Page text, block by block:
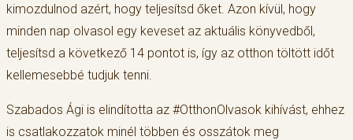
kimozdulnod azért, hogy teljesítsd őket. Azon kívül, hogy
minden nap olvasol egy keveset az aktuális könyvedből,
teljesítsd a következő 14 pontot is, így az otthon töltött időt
kellemesebbé tudjuk tenni.
Szabados Ági is elindította az #OtthonOlvasok kihívást, ehhez
is csatlakozzatok minél többen és osszátok meg